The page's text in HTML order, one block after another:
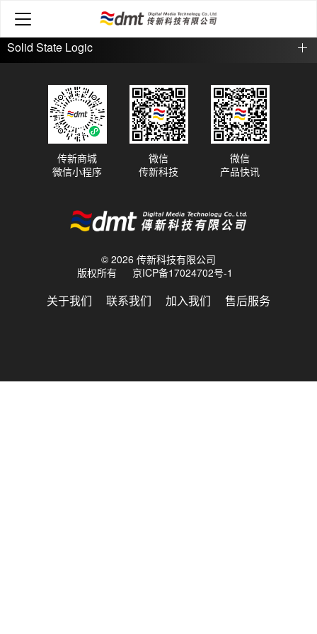
Optocore
Solid State Logic
© 2026 传新科技有限公司
版权所有
京ICP备17024702号-1
关于我们 联系我们 加入我们 售后服务
传新商城
微信小程序
微信
传新科技
微信
产品快讯